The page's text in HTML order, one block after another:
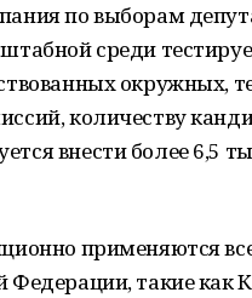
по выборам
среди
окружных,
количеству
внести более 6,5
применяются
Федерации, такие